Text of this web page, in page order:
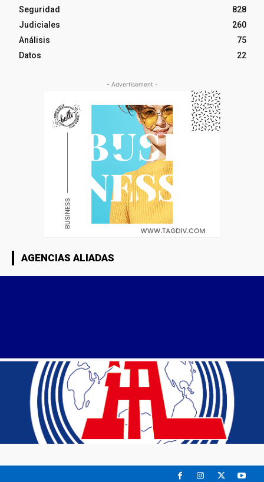
Seguridad
828
Judiciales
260
Análisis
75
Datos
22
- Advertisement -
AGENCIAS ALIADAS